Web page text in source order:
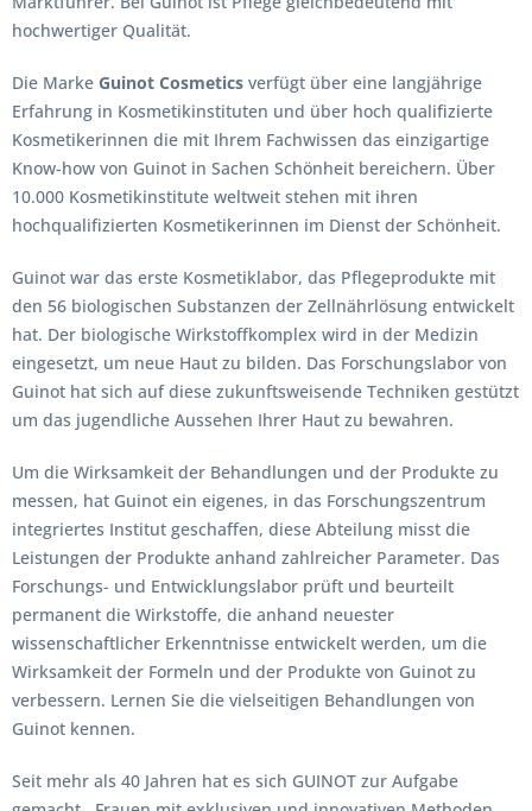
hochwertiger Qualität.
Die Marke Guinot Cosmetics verfügt über eine langjährige
Erfahrung in Kosmetikinstituten und über hoch qualifizierte
Kosmetikerinnen die mit Ihrem Fachwissen das einzigartige
Know-how von Guinot in Sachen Schönheit bereichern. Über
10.000 Kosmetikinstitute weltweit stehen mit ihren
hochqualifizierten Kosmetikerinnen im Dienst der Schönheit.
Guinot war das erste Kosmetiklabor, das Pflegeprodukte mit
den 56 biologischen Substanzen der Zellnährlösung entwickelt
hat. Der biologische Wirkstoffkomplex wird in der Medizin
eingesetzt, um neue Haut zu bilden. Das Forschungslabor von
Guinot hat sich auf diese zukunftsweisende Techniken gestützt
um das jugendliche Aussehen Ihrer Haut zu bewahren.
Um die Wirksamkeit der Behandlungen und der Produkte zu
messen, hat Guinot ein eigenes, in das Forschungszentrum
integriertes Institut geschaffen, diese Abteilung misst die
Leistungen der Produkte anhand zahlreicher Parameter. Das
Forschungs- und Entwicklungslabor prüft und beurteilt
permanent die Wirkstoffe, die anhand neuester
wissenschaftlicher Erkenntnisse entwickelt werden, um die
Wirksamkeit der Formeln und der Produkte von Guinot zu
verbessern. Lernen Sie die vielseitigen Behandlungen von
Guinot kennen.
Seit mehr als 40 Jahren hat es sich GUINOT zur Aufgabe